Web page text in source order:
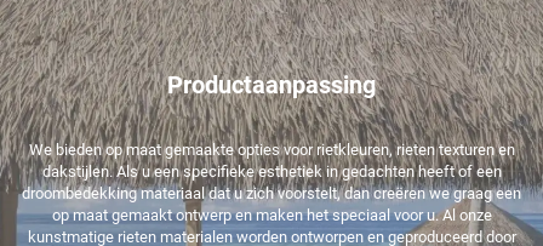
Productaanpassing
We bieden op maat gemaakte opties voor rietkleuren, rieten texturen en
dakstijlen. Als u een specifieke esthetiek in gedachten heeft of een
droombedekking materiaal dat u zich voorstelt, dan creëren we graag een
op maat gemaakt ontwerp en maken het speciaal voor u. Al onze
kunstmatige rieten materialen worden ontworpen en geproduceerd door